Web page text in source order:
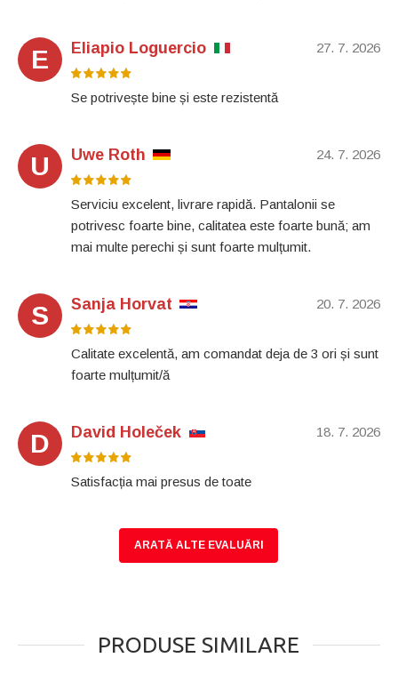
E 27. 7. 2026
Eliapio Loguercio
Se potrivește bine și este rezistentă
U 24. 7. 2026
Uwe Roth
Serviciu excelent, livrare rapidă. Pantalonii se
potrivesc foarte bine, calitatea este foarte bună; am
mai multe perechi și sunt foarte mulțumit.
S 20. 7. 2026
Sanja Horvat
Calitate excelentă, am comandat deja de 3 ori și sunt
foarte mulțumit/ă
D 18. 7. 2026
David Holeček
Satisfacția mai presus de toate
ARATĂ ALTE EVALUĂRI
PRODUSE SIMILARE